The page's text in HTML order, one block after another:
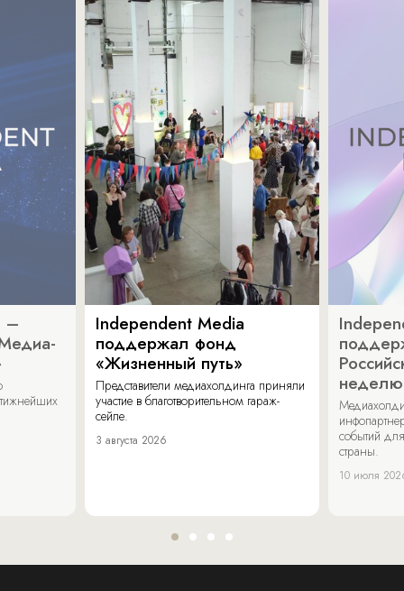
–
Independent Media
поддержал фонд
«Жизненный путь»
Представители медиахолдинга приняли
участие в благотворительном гараж-
сейле.
3 августа 2026
неделю
событий
страны.
10 июля